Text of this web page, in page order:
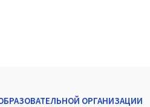
ОРГАНИЗАЦИИ